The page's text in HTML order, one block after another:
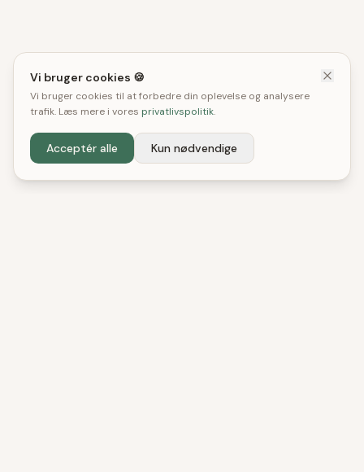
Vi bruger cookies 🍪
Vi bruger cookies til at forbedre din oplevelse og analysere
trafik. Læs mere i vores privatlivspolitik.
Acceptér alle Kun nødvendige